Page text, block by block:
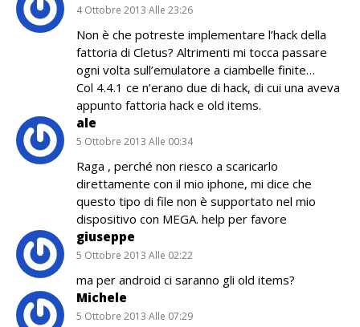
4 Ottobre 2013 Alle 23:26
Non è che potreste implementare l’hack della
fattoria di Cletus? Altrimenti mi tocca passare
ogni volta sull’emulatore a ciambelle finite…
Col 4.4.1 ce n’erano due di hack, di cui una aveva
appunto fattoria hack e old items.
ale
5 Ottobre 2013 Alle 00:34
Raga , perché non riesco a scaricarlo
direttamente con il mio iphone, mi dice che
questo tipo di file non è supportato nel mio
dispositivo con MEGA. help per favore
giuseppe
5 Ottobre 2013 Alle 02:22
ma per android ci saranno gli old items?
Michele
5 Ottobre 2013 Alle 07:29